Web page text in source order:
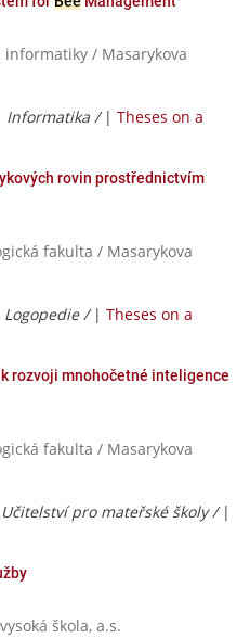
informatiky / Masarykova
Informatika / | Theses on a
rovin prostřednictvím
fakulta / Masarykova
Logopedie / | Theses on a
rozvoji mnohočetné inteligence
fakulta / Masarykova
Učitelství pro mateřské školy / |
škola, a.s.